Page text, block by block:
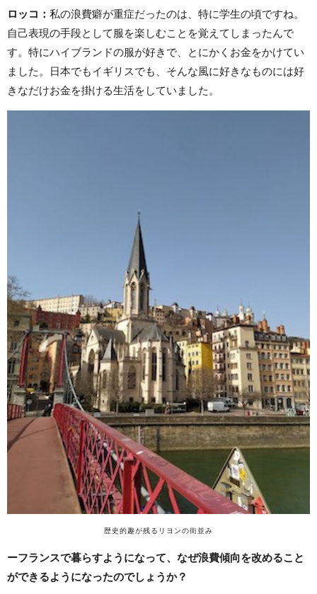
ロッコ ： 私の浪費癖が重症だったのは、特に学生の頃ですね。
自己表現の手段として服を楽しむことを覚えてしまったんで
す。特にハイブランドの服が好きで、とにかくお金をかけてい
ました。日本でもイギリスでも、そんな風に好きなものには好
きなだけお金を掛ける生活をしていました。
歴史的趣が残るリヨンの街並み
ーフランスで暮らすようになって、なぜ浪費傾向を改めること
ができるようになったのでしょうか？